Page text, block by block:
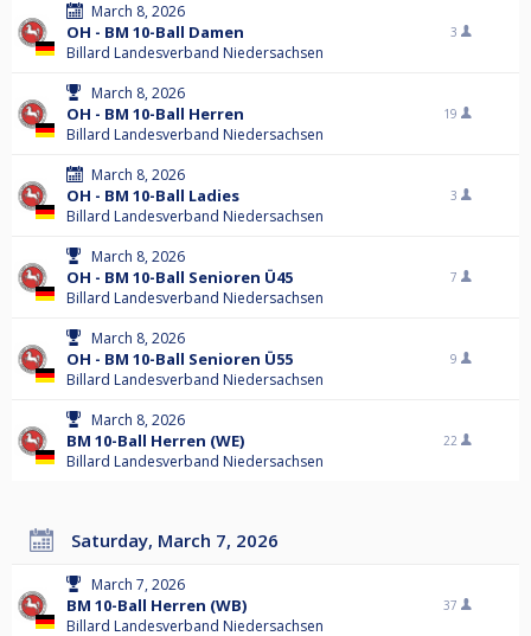
March 8, 2026
OH - BM 10-Ball Damen
Billard Landesverband Niedersachsen
3
March 8, 2026
OH - BM 10-Ball Herren
Billard Landesverband Niedersachsen
19
March 8, 2026
OH - BM 10-Ball Ladies
Billard Landesverband Niedersachsen
3
March 8, 2026
OH - BM 10-Ball Senioren Ü45
Billard Landesverband Niedersachsen
7
March 8, 2026
OH - BM 10-Ball Senioren Ü55
Billard Landesverband Niedersachsen
9
March 8, 2026
BM 10-Ball Herren (WE)
Billard Landesverband Niedersachsen
22
Saturday, March 7, 2026
March 7, 2026
BM 10-Ball Herren (WB)
Billard Landesverband Niedersachsen
37